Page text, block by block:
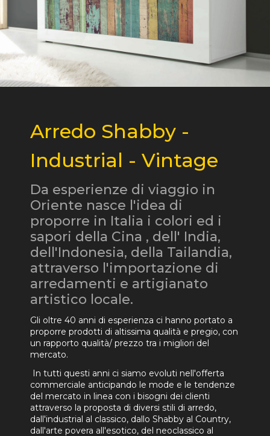
Arredo Shabby -
Industrial - Vintage
Da esperienze di viaggio in
Oriente nasce l'idea di
proporre in Italia i colori ed i
sapori della Cina , dell' India,
dell'Indonesia, della Tailandia,
attraverso l'importazione di
arredamenti e artigianato
artistico locale.
Gli oltre 40 anni di esperienza ci hanno portato a
proporre prodotti di altissima qualità e pregio, con
un rapporto qualità/ prezzo tra i migliori del
mercato.
In tutti questi anni ci siamo evoluti nell'offerta
commerciale anticipando le mode e le tendenze
del mercato in linea con i bisogni dei clienti
attraverso la proposta di diversi stili di arredo,
dall'industrial al classico, dallo Shabby al Country,
dall'arte povera all'esotico, del neoclassico al